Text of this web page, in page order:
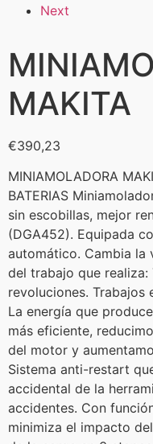
Next
MAKITA
€390,23
MINIAMOLADORA
BATERIAS
sin escobillas, mejor
(DGA452). Equipada
automático. Cambia la
del trabajo que
revoluciones.
La energía que
más eficiente,
del motor y
Sistema anti-restart
accidental de la
accidentes. Con
minimiza el impacto